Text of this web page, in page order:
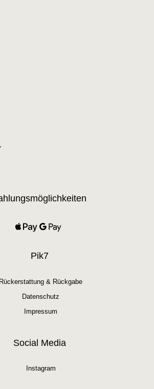
Pik7
Rückerstattung & Rückgabe
Datenschutz
Impressum
Social Media
Instagram